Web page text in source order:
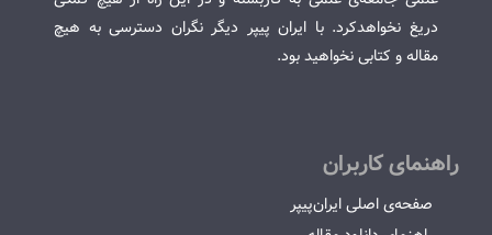
دریغ نخواهدکرد. با ایران پیپر دیگر نگران دسترسی به هیچ
مقاله و کتابی نخواهید بود.
راهنمای کاربران
صفحه‌ی اصلی ایران‌پیپر